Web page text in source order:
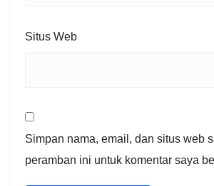
Situs Web
Simpan nama, email, dan situs web
peramban ini untuk komentar saya